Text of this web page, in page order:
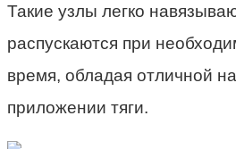
Такие узлы легко
распускаются при
время, обладая отличной
приложении тяги.